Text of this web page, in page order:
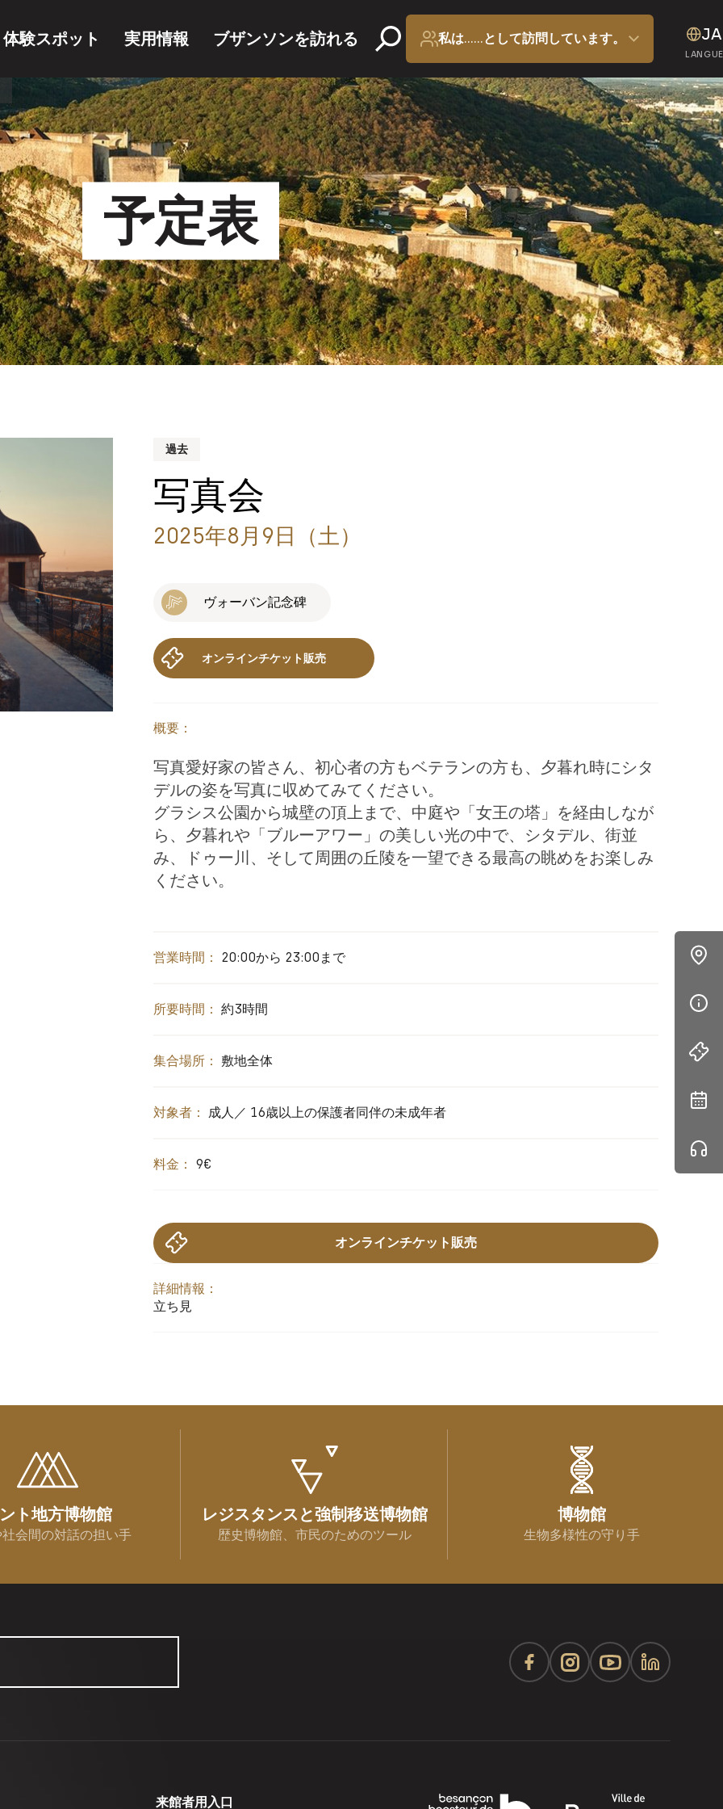
JA
験スポット 実用情報 ブザンソンを訪れる 私は……として訪問しています。
予定表
過去
写真会
2025年8月9日（土）
ヴォーバン記念碑
オンラインチケット販売
概要：
写真愛好家の皆さん、初心者の方もベテランの方も、夕暮れ時にシタ
デルの姿を写真に収めてみてください。
グラシス公園から城壁の頂上まで、中庭や「女王の塔」を経由しなが
ら、夕暮れや「ブルーアワー」の美しい光の中で、シタデル、街並
み、ドゥー川、そして周囲の丘陵を一望できる最高の眺めをお楽しみ
ください。
営業時間： 20:00から 23:00まで
所要時間： 約3時間
集合場所： 敷地全体
対象者： 成人／ 16歳以上の保護者同伴の未成年者
料金： 9€
オンラインチケット販売
詳細情報：
立ち見
ト地方博物館
会間の対話の担い手
レジスタンスと強制移送博物館
歴史博物館、市民のためのツール
博物館
生物多様性の守り手
来館者用入口